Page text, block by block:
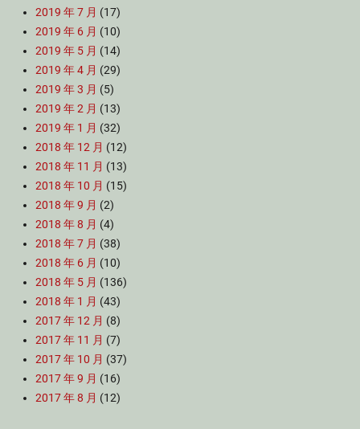
2019 年 7 月 (17)
2019 年 6 月 (10)
2019 年 5 月 (14)
2019 年 4 月 (29)
2019 年 3 月 (5)
2019 年 2 月 (13)
2019 年 1 月 (32)
2018 年 12 月 (12)
2018 年 11 月 (13)
2018 年 10 月 (15)
2018 年 9 月 (2)
2018 年 8 月 (4)
2018 年 7 月 (38)
2018 年 6 月 (10)
2018 年 5 月 (136)
2018 年 1 月 (43)
2017 年 12 月 (8)
2017 年 11 月 (7)
2017 年 10 月 (37)
2017 年 9 月 (16)
2017 年 8 月 (12)